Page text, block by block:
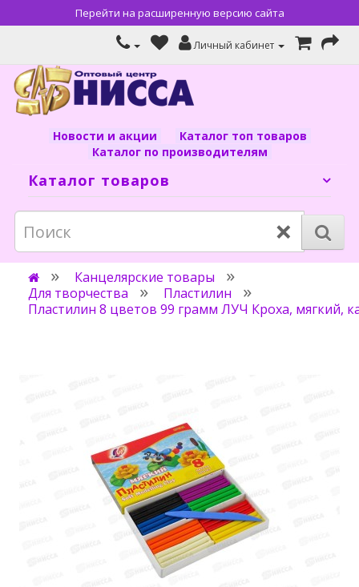
Перейти на расширенную версию сайта
Личный кабинет
Новости и акции
Каталог топ товаров
Каталог по производителям
Каталог товаров
×
Канцелярские товары
Для творчества
Пластилин
Пластилин 8 цветов 99 грамм ЛУЧ Кроха, мягкий,